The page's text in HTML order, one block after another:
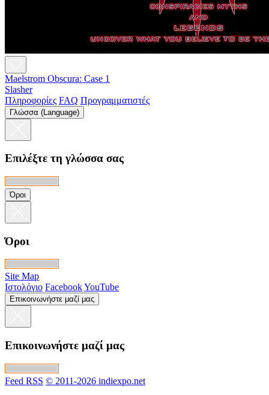
Maelstrom Obscura: Case 1
Slasher
Πληροφορίες FAQ Προγραμματιστές
Γλώσσα (Language)
Επιλέξτε τη γλώσσα σας
Όροι
Όροι
Site Map
Ιστολόγιο FacebookYouTube
Επικοινωνήστε μαζί μας
Επικοινωνήστε μαζί μας
Feed RSS © 2011-2026 indiexpo.net